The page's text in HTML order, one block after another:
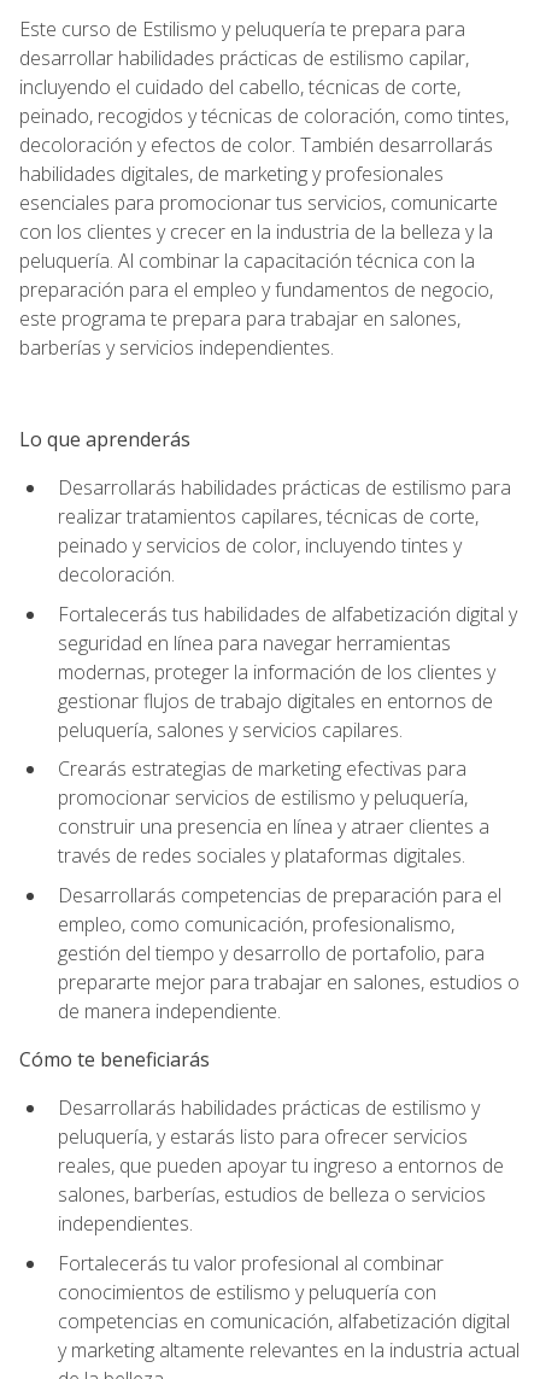
Este curso de Estilismo y peluquería te prepara para
desarrollar habilidades prácticas de estilismo capilar,
incluyendo el cuidado del cabello, técnicas de corte,
peinado, recogidos y técnicas de coloración, como tintes,
decoloración y efectos de color. También desarrollarás
habilidades digitales, de marketing y profesionales
esenciales para promocionar tus servicios, comunicarte
con los clientes y crecer en la industria de la belleza y la
peluquería. Al combinar la capacitación técnica con la
preparación para el empleo y fundamentos de negocio,
este programa te prepara para trabajar en salones,
barberías y servicios independientes.
Lo que aprenderás
Desarrollarás habilidades prácticas de estilismo para
realizar tratamientos capilares, técnicas de corte,
peinado y servicios de color, incluyendo tintes y
decoloración.
Fortalecerás tus habilidades de alfabetización digital y
seguridad en línea para navegar herramientas
modernas, proteger la información de los clientes y
gestionar flujos de trabajo digitales en entornos de
peluquería, salones y servicios capilares.
Crearás estrategias de marketing efectivas para
promocionar servicios de estilismo y peluquería,
construir una presencia en línea y atraer clientes a
través de redes sociales y plataformas digitales.
Desarrollarás competencias de preparación para el
empleo, como comunicación, profesionalismo,
gestión del tiempo y desarrollo de portafolio, para
prepararte mejor para trabajar en salones, estudios o
de manera independiente.
Cómo te beneficiarás
Desarrollarás habilidades prácticas de estilismo y
peluquería, y estarás listo para ofrecer servicios
reales, que pueden apoyar tu ingreso a entornos de
salones, barberías, estudios de belleza o servicios
independientes.
Fortalecerás tu valor profesional al combinar
conocimientos de estilismo y peluquería con
competencias en comunicación, alfabetización digital
y marketing altamente relevantes en la industria actual